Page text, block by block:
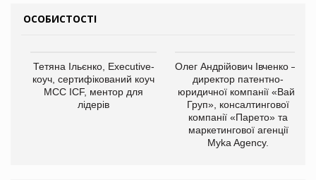
ОСОБИСТОСТІ
Тетяна Ільєнко, Executive-
коуч, сертифікований коуч
МСС ICF, ментор для
лідерів
Олег Андрійович Івченко —
директор патентно-
юридичної компанії «Вайз
Груп», консалтингової
компанії «Парето» та
маркетингової агенції
Myka Agency.